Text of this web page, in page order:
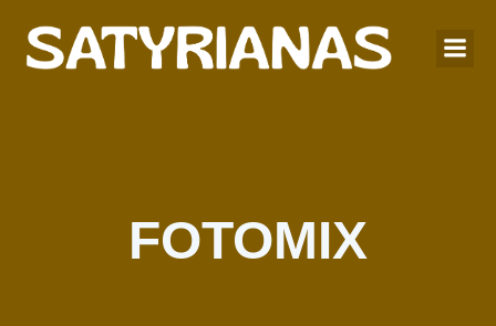
FOTOMIX